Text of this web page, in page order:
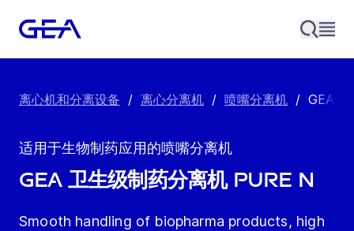
离心机和分离设备 / 离心分离机 / 喷嘴分离机 / GEA
适用于生物制药应用的喷嘴分离机
GEA 卫生级制药分离机 Pure N
Smooth handling of biopharma products, high